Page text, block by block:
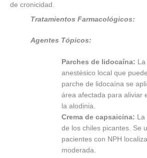
de cronicidad.
Tratamientos Farmacológicos:
Agentes Tópicos:
Parches de lidocaína:
anestésico local que
parche de lidocaína se
área afectada para aliviar
la alodinia.
Crema de capsaicina:
de los chiles picantes. Se
pacientes con NPH
moderada.